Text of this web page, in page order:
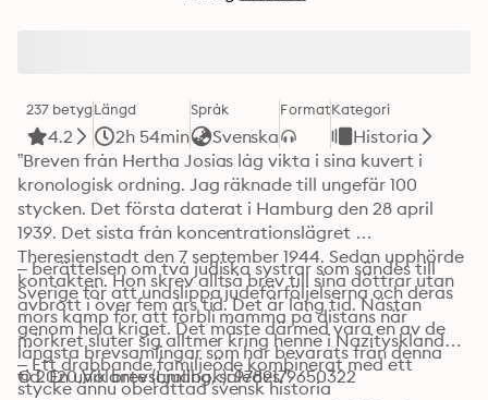
237 betyg
4.2
Längd
2h 54min
Språk
Svenska
FormatKategori
Historia
”Breven från Hertha Josias låg vikta i sina kuvert i
kronologisk ordning. Jag räknade till ungefär 100
stycken. Det första daterat i Hamburg den 28 april
1939. Det sista från koncentrationslägret
Theresienstadt den 7 september 1944. Sedan upphörde
kontakten. Hon skrev alltså brev till sina döttrar utan
avbrott i över fem års tid. Det är lång tid. Nästan
genom hela kriget. Det måste därmed vara en av de
längsta brevsamlingar som har bevarats från denna
tid. En unik brevsamling, således.”
– berättelsen om två judiska systrar som sändes till
Sverige för att undslippa judeförföljelserna och deras
mors kamp för att förbli mamma på distans när
mörkret sluter sig alltmer kring henne i Nazityskland
– Ett drabbande familjeöde kombinerat med ett
stycke ännu oberättad svensk historia
© 2020 Volante (Ljudbok): 9789179650322